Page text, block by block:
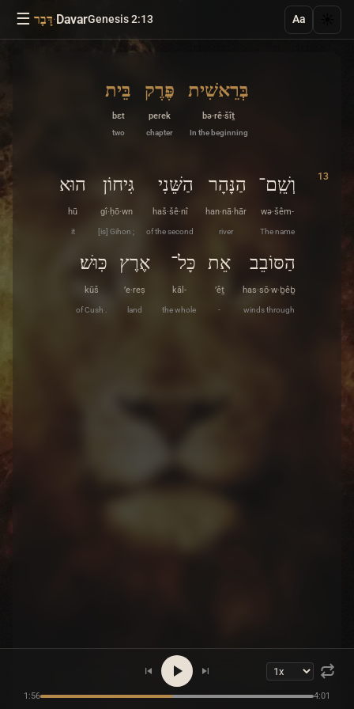
☰ דָּבָר·DavarGenesis 2:13 Aa
בְּרֵאשִׁית
bə·rê·šîṯ
In the beginning
פֶּרֶק
peɾek
chapter
בֵּית
bɛt
two
13 וְשֵֽׁם־
wə·šêm-
The name
הַנָּהָר
han·nā·hār
river
הַשֵּׁנִי
haš·šê·nî
of the second
גִּיחוֹן
gî·ḥō·wn
[is] Gihon ;
הוּא
hū
it
הַסּוֹבֵב
has·sō·w·ḇêḇ
winds through
אֵת
’êṯ
-
כָּל־
kāl-
the whole
אֶרֶץ
’e·reṣ
land
כּֽוּשׁ׃
kūš
of Cush .
1:56 4:01